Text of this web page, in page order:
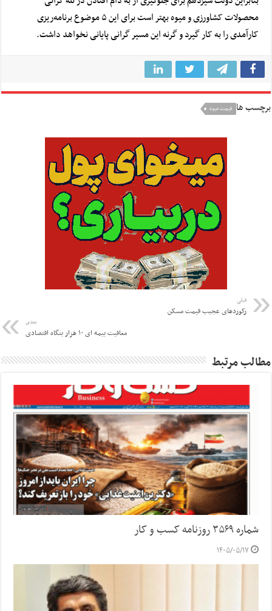
محصولات کشاورزی و میوه بهتر است برای این ۵ موضوع برنامه‌ریزی
کارآمدی را به کار گیرد و گرنه این مسیر گرانی پایانی نخواهد داشت.
برچسب ها قیمت میوه
قبلی
رکورد‌های عجیب قیمت مسکن
بعدی
معافیت بیمه ای ۱۰ هزار بنگاه اقتصادی
مطالب مرتبط
شماره ۳۵۶۹ روزنامه کسب و کار
۱۴۰۵/۰۵/۱۷